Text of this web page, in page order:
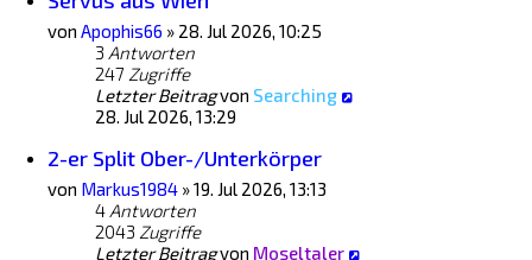
von Apophis66 » 28. Jul 2026, 10:25
3 Antworten
247 Zugriffe
Letzter Beitragvon Searching
28. Jul 2026, 13:29
2-er Split Ober-/Unterkörper
von Markus1984 »19. Jul 2026, 13:13
4 Antworten
2043 Zugriffe
Letzter Beitragvon Moseltaler